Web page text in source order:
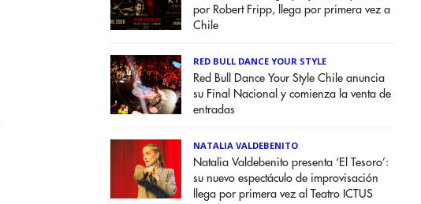
por Robert Fripp, llega por primera vez a
Chile
RED BULL DANCE YOUR STYLE
Red Bull Dance Your Style Chile anuncia
su Final Nacional y comienza la venta de
entradas
NATALIA VALDEBENITO
Natalia Valdebenito presenta ‘El Tesoro’:
su nuevo espectáculo de improvisación
llega por primera vez al Teatro ICTUS